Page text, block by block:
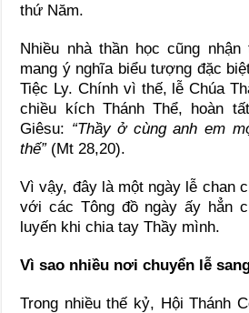
thứ Năm.
Nhiều nhà thần học cũng
mang ý nghĩa biểu tượng đặc
Tiệc Ly. Chính vì thế, lễ Chúa
chiều kích Thánh Thể, hoàn
Giêsu: “Thầy ở cùng anh em
thế”(Mt 28,20).
Vì vậy, đây là một ngày lễ chan
với các Tông đồ ngày ấy hẳn
luyến khi chia tay Thầy mình.
Vì sao nhiều nơi chuyển lễ
Trong nhiều thế kỷ, Hội Thánh